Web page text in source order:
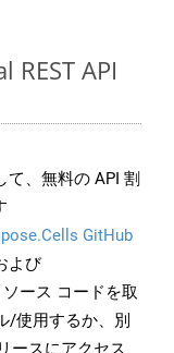
REST API
て、無料の API 割
GitHub
よび
ース コードを取
/使用するか、別
ースにアクセス